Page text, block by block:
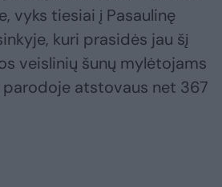
vyks tiesiai į Pasaulinę
kuri prasidės jau šį
veislinių šunų mylėtojams
atstovaus net 367